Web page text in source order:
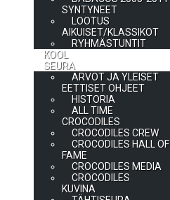
SYNTYNEET
LOOTUS
AIKUISET/KLASSIKOT
RYHMÄSTUNTIT
KOOL
SEURA
ARVOT JA YLEISET
EETTISET OHJEET
HISTORIA
ALL TIME
CROCODILES
CROCODILES CREW
CROCODILES HALL OF
FAME
CROCODILES MEDIA
CROCODILES
KUVINA